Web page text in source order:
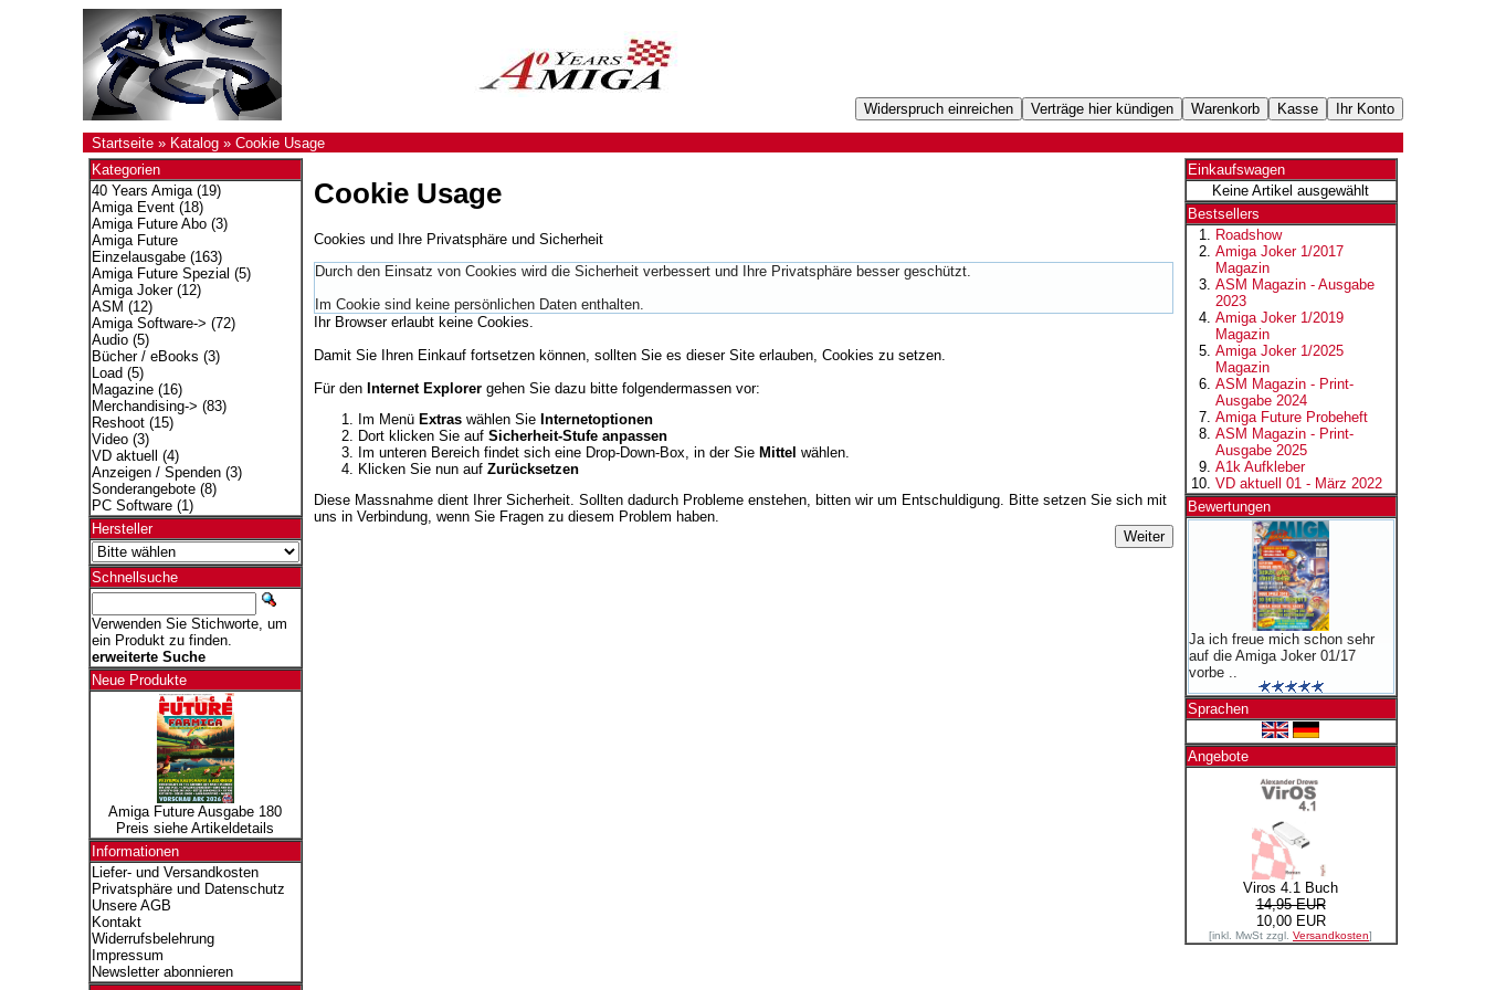
Startseite» Katalog» Cookie Usage
Kategorien
40 Years Amiga(19)
Amiga Event(18)
Amiga Future Abo(3)
Amiga Future
Einzelausgabe(163)
Amiga Future Spezial (5)
Amiga Joker(12)
ASM (12)
Amiga Software-> (72)
Audio(5)
Bücher / eBooks (3)
Load (5)
Magazine(16)
Merchandising-> (83)
Reshoot(15)
Video(3)
VD aktuell
(4)
Anzeigen / Spenden(3)
Sonderangebote(8)
PC Software(1)
Hersteller
Schnellsuche
Verwenden Sie Stichworte, um
ein Produkt zu finden.
erweiterte Suche
Neue Produkte
Amiga Future Ausgabe 180
Preis siehe Artikeldetails
Informationen
Liefer- und Versandkosten
Privatsphäre und Datenschutz
Unsere AGB
Kontakt
Widerrufsbelehrung
Impressum
Newsletter abonnieren
Cookie Usage
Cookies und Ihre Privatsphäre und Sicherheit
Durch den Einsatz von Cookies wird die Sicherheit verbessert und Ihre Privatsphäre besser geschützt.
Im Cookie sind keine persönlichen Daten enthalten.
Ihr Browser erlaubt keine Cookies.
Damit Sie Ihren Einkauf fortsetzen können, sollten Sie es dieser Site erlauben, Cookies zu setzen.
Für den Internet Explorergehen Sie dazu bitte folgendermassen vor:
Im Menü Extraswählen Sie Internetoptionen
Dort klicken Sie auf Sicherheit-Stufe anpassen
Im unteren Bereich findet sich eine Drop-Down-Box, in der Sie Mittel wählen.
Klicken Sie nun auf Zurücksetzen
Diese Massnahme dient Ihrer Sicherheit. Sollten dadurch Probleme enstehen, bitten wir um Entschuldigung. Bitte setzen Sie sich mit
uns in Verbindung, wenn Sie Fragen zu diesem Problem haben.
Einkaufswagen
Keine Artikel ausgewählt
Bestsellers
Roadshow
Amiga Joker 1/2017
Magazin
ASM Magazin - Ausgabe
2023
Amiga Joker 1/2019
Magazin
Amiga Joker 1/2025
Magazin
ASM Magazin - Print-
Ausgabe 2024
Amiga Future Probeheft
ASM Magazin - Print-
Ausgabe 2025
A1k Aufkleber
VD aktuell 01 - März 2022
Bewertungen
Ja ich freue mich schon sehr
auf die Amiga Joker 01/17
vorbe ..
Sprachen
Angebote
Viros 4.1 Buch
14,95 EUR
10,00 EUR
[inkl. MwSt zzgl. Versandkosten]